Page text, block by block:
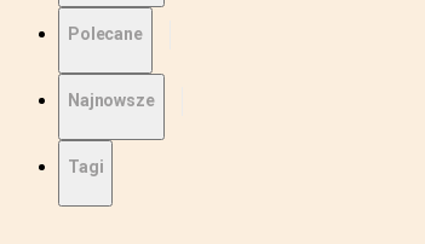
Polecane
Najnowsze
Tagi